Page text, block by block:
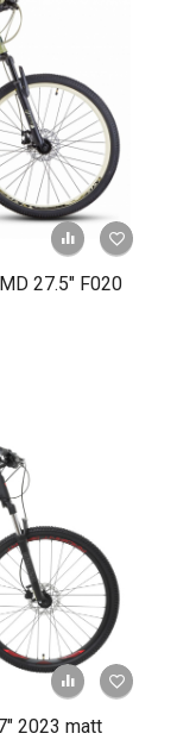
+ К
27.5" F020
+ К
2023 matt